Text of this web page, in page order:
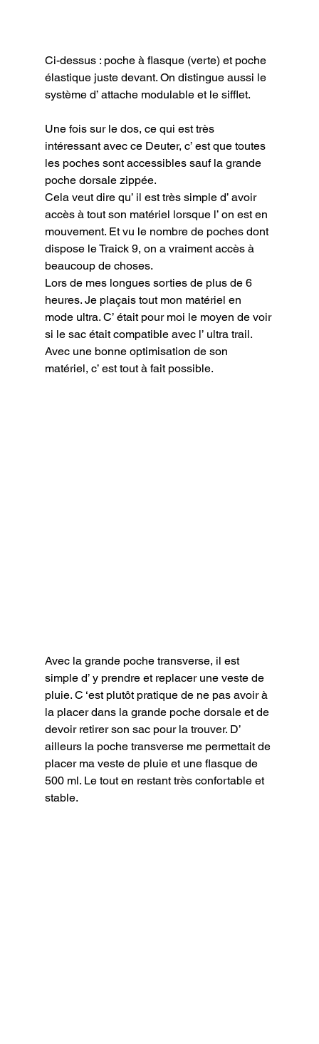
Ci-dessus : poche à flasque (verte) et poche
élastique juste devant. On distingue aussi le
système d’ attache modulable et le sifflet.
Une fois sur le dos, ce qui est très
intéressant avec ce Deuter, c’ est que toutes
les poches sont accessibles sauf la grande
poche dorsale zippée.
Cela veut dire qu’ il est très simple d’ avoir
accès à tout son matériel lorsque l’ on est en
mouvement. Et vu le nombre de poches dont
dispose le Traick 9, on a vraiment accès à
beaucoup de choses.
Lors de mes longues sorties de plus de 6
heures. Je plaçais tout mon matériel en
mode ultra. C’ était pour moi le moyen de voir
si le sac était compatible avec l’ ultra trail.
Avec une bonne optimisation de son
matériel, c’ est tout à fait possible.
Avec la grande poche transverse, il est
simple d’ y prendre et replacer une veste de
pluie. C ‘est plutôt pratique de ne pas avoir à
la placer dans la grande poche dorsale et de
devoir retirer son sac pour la trouver. D’
ailleurs la poche transverse me permettait de
placer ma veste de pluie et une flasque de
500 ml. Le tout en restant très confortable et
stable.